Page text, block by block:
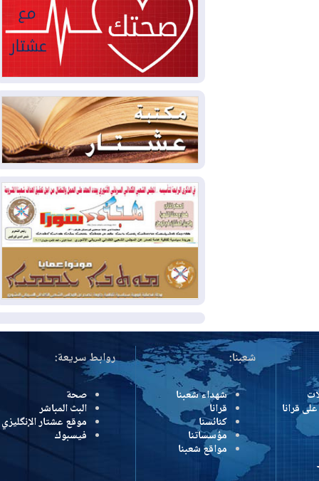
2026-08-01النفط: اتفاقية ثلاثية لاستئناف
التصدير عبر جيهان بطاقة 750 ألف برميل
2026-08-01"في أقرب وقت ممكن".. إدارة
ترامب تخطط لشن ضربات جديدة على إيران
2026-07-31أتروشي: قرار السلم والحرب
في العراق "مختطف" وخارج سيطرة
الحكومة
2026-07-31
50 درجة مئوية في 5
محافظات.. العراق على موعد مع موجة حر
السبت
2026-07-31
سبتة تهز أوروبا.. إيطاليا تهدد
بورقة شنغن وفرنسا تشدد الحدود
شعبنا:
شهداء شعبنا
قرانا
كنائسنا
مؤسساتنا
مواقع شعبنا
روابط سريعة:
صحة
البث المباشر
موقع عشتار الإنگليزي
فيسبوك